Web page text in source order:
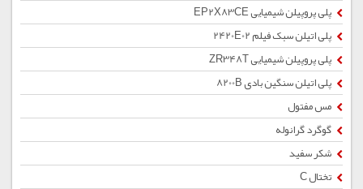
پلی پروپیلن شیمیایی EP2X83CE
پلی اتیلن سبک فیلم 2420E02
پلی پروپیلن شیمیایی ZR348T
پلی اتیلن سنگین بادی 8200B
مس مفتول
گوگرد گرانوله
شکر سفید
تختال C